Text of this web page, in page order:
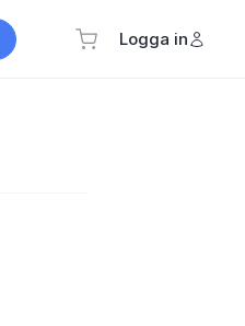
Logga in